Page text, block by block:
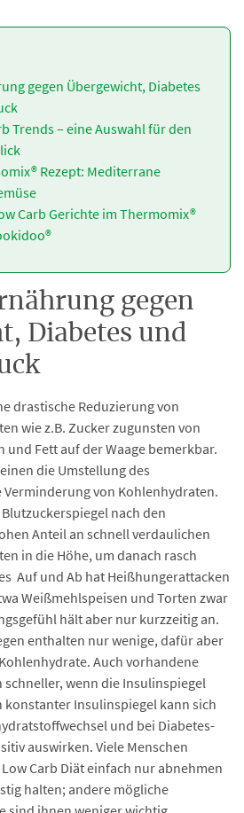
gegen Übergewicht, Diabetes
Trends – eine Auswahl für den
Rezept: Mediterrane
Carb Gerichte im Thermomix®
gegen
Diabetes und
drastische Reduzierung von
wie z.B. Zucker zugunsten von
und Fett auf der Waage bemerkbar.
die Umstellung des
von Kohlenhydraten.
nach den
Anteil an schnell verdaulichen
in die Höhe, um danach rasch
Auf und Ab hat Heißhungerattacken
Weißmehlspeisen und Torten zwar
hält aber nur kurzzeitig an.
enthalten nur wenige, dafür aber
Auch vorhandene
wenn die Insulinspiegel
Insulinspiegel kann sich
und bei Diabetes-
auswirken. Viele Menschen
Carb Diät einfach nur abnehmen
halten; andere mögliche